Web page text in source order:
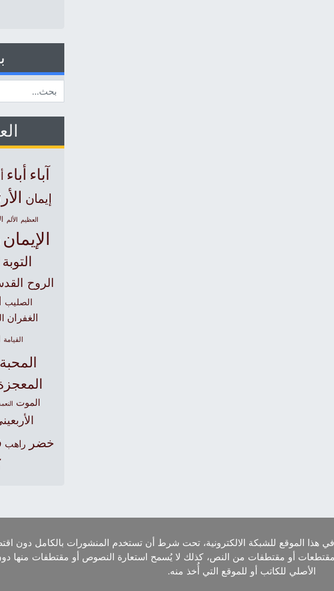
آباء أباء
إيمان
العظيم الألم
الإيمان
التوبة
الروح
الصليب
الغفران
القيامة
المحبة
الموت
خضر راهب
هذا الموقع للشبكة الالكترونية، تحت شرط أن تستخدم المنشورات بالكامل دون
أو مقتطفات من النص، كذلك لا يُسمح استعارة النصوص أو مقتطفات منها
الأصلي للكاتب أو للموقع التي أُخذ منه.